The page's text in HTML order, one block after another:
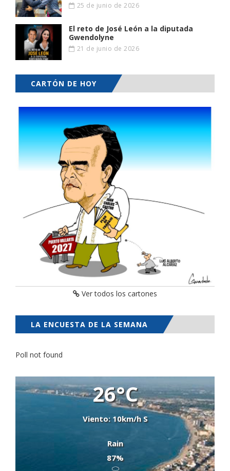
25 de junio de 2026
El reto de José León a la diputada
Gwendolyne
21 de junio de 2026
CARTÓN DE HOY
Ver todos los cartones
LA ENCUESTA DE LA SEMANA
Poll not found
26°C
Viento: 10km/h S
Rain
87%